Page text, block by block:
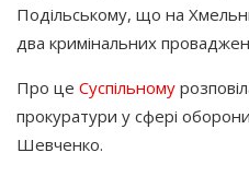
Подільському, що на
два кримінальних
Про це Суспільному
прокуратури у сфері
Шевченко.